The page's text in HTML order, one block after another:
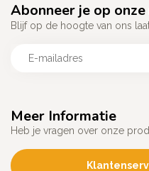
Meer Informatie
Heb je vragen over onze
Abonneer je op
Blijf op de hoogte van ons